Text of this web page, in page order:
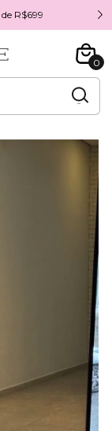
R$699
0